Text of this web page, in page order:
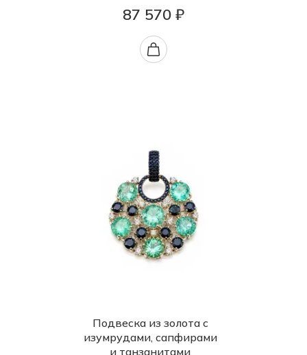
87 570 ₽
Подвеска из золота с
изумрудами, сапфирами
и танзанитами